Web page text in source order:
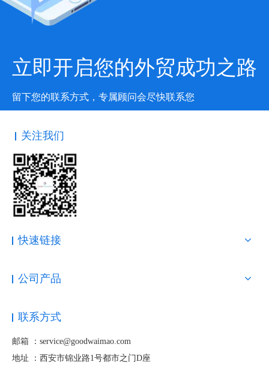
立即开启您的外贸成功之路
留下您的联系方式，专属顾问会尽快联系您
关注我们
快速链接
公司产品
联系方式
邮箱 ：service@goodwaimao.com
地址 ： 西安市锦业路1号都市之门D座